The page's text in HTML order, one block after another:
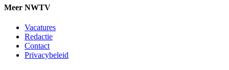
Meer NWTV
Vacatures
Redactie
Contact
Privacybeleid